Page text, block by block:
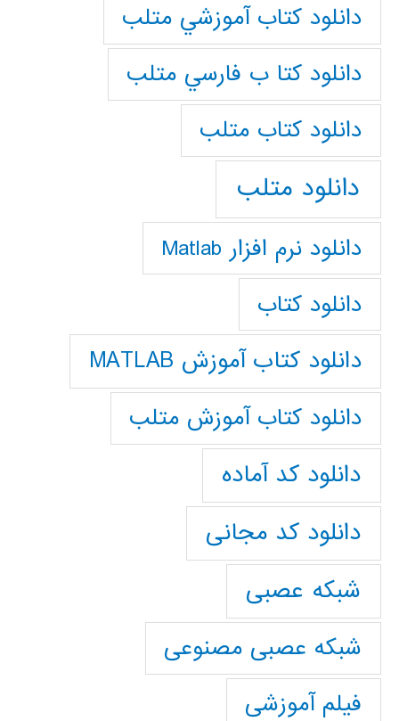
دانلود كتاب آموزشي متلب
دانلود كتا ب فارسي متلب
دانلود كتاب متلب
دانلود متلب
دانلود نرم افزار Matlab
دانلود کتاب
دانلود کتاب آموزش MATLAB
دانلود کتاب آموزش متلب
دانلود کد آماده
دانلود کد مجانی
شبکه عصبی
شبکه عصبی مصنوعی
فیلم آموزشی